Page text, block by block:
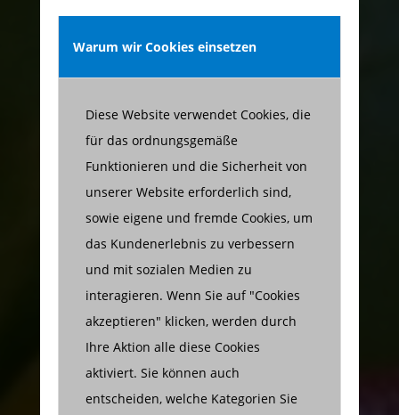
Warum wir Cookies einsetzen
Diese Website verwendet Cookies, die
für das ordnungsgemäße
Funktionieren und die Sicherheit von
unserer Website erforderlich sind,
sowie eigene und fremde Cookies, um
das Kundenerlebnis zu verbessern
und mit sozialen Medien zu
interagieren. Wenn Sie auf "Cookies
akzeptieren" klicken, werden durch
Ihre Aktion alle diese Cookies
aktiviert. Sie können auch
entscheiden, welche Kategorien Sie